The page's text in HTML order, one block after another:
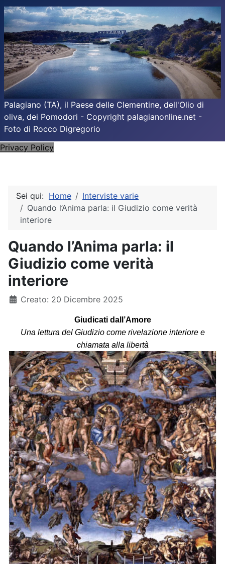
Palagiano (TA), il Paese delle Clementine, dell'Olio di
oliva, dei Pomodori - Copyright palagianonline.net -
Foto di Rocco Digregorio
Privacy Policy
Sei qui: Home
Interviste varie
Quando l’Anima parla: il Giudizio come verità
interiore
Quando l’Anima parla: il
Giudizio come verità
interiore
Dettagli
Creato: 20 Dicembre 2025
Giudicati dall’Amore
Una lettura del Giudizio come rivelazione interiore e
chiamata alla libertà